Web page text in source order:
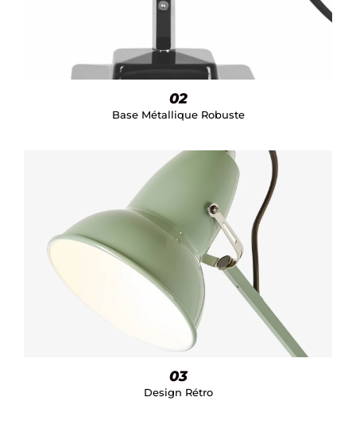
02
Base Métallique Robuste
03
Design Rétro